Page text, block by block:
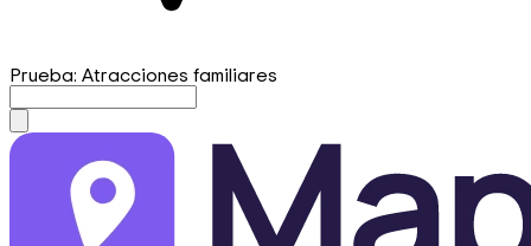
Prueba: Atracciones familiares